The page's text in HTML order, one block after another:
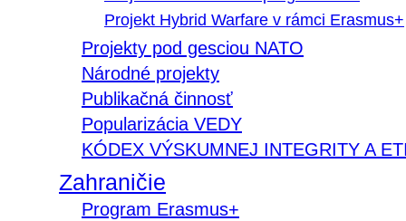
Projekt Hybrid Warfare v rámci Erasmus+
Projekty pod gesciou NATO
Národné projekty
Publikačná činnosť
Popularizácia VEDY
KÓDEX VÝSKUMNEJ INTEGRITY A
Zahraničie
Program Erasmus+